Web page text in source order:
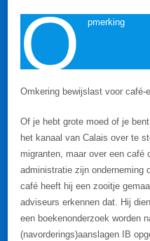
O pmerking
Omkering bewijslast voor café-
Of je hebt grote moed of je
het kanaal van Calais over te
migranten, maar over een café
administratie zijn onderneming
café heeft hij een zooitje
adviseurs erkennen dat. Hij
een boekenonderzoek worden
(navorderings)aanslagen IB